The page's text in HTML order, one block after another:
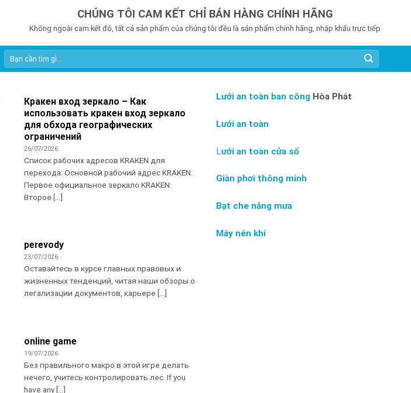
CHÚNG TÔI CAM KẾT CHỈ BÁN HÀNG CHÍNH HÃNG
Không ngoài cam kết đó, tất cả sản phẩm của chúng tôi đều là sản phẩm chính hãng, nhập khẩu trực tiếp
Кракен вход зеркало – Как
использовать кракен вход зеркало
для обхода географических
ограничений
26/07/2026
Список рабочих адресов KRAKEN для
перехода: Основной рабочий адрес KRAKEN:
Первое официальное зеркало KRAKEN:
Второе [...]
perevody
23/07/2026
Оставайтесь в курсе главных правовых и
жизненных тенденций, читая наши обзоры о
легализации документов, карьере [...]
online game
19/07/2026
Без правильного макро в этой игре делать
нечего, учитесь контролировать лес. If you
have any [...]
Lưới an toàn ban công Hòa Phát
Lưới an toàn
Lưới an toàn cửa sổ
Giàn phơi thông minh
Bạt che nắng mưa
Máy nén khí